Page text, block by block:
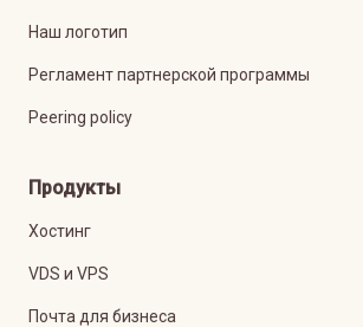
Наш логотип
Регламент партнерской программы
Peering policy
Продукты
Хостинг
VDS и VPS
Почта для бизнеса